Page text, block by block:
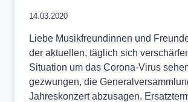
14.03.2020
Liebe Musikfreundinnen und
der aktuellen, täglich sich
Situation um das Corona-Virus
gezwungen, die
Jahreskonzert abzusagen.